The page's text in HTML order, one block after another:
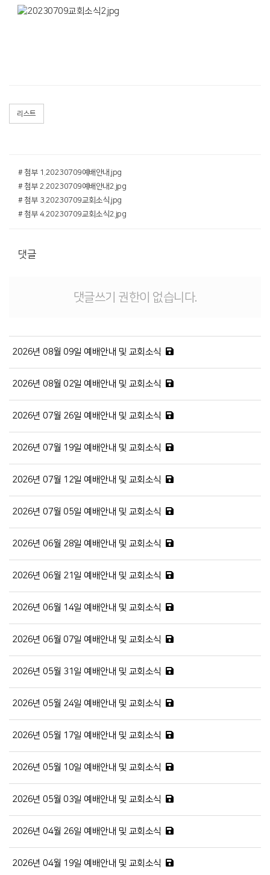
리스트
# 첨부 1.20230709예배안내.jpg
# 첨부 2.20230709예배안내2.jpg
# 첨부 3.20230709교회소식.jpg
# 첨부 4.20230709교회소식2.jpg
댓글
댓글쓰기 권한이 없습니다.
2026년 08월 09일 예배안내 및 교회소식
2026년 08월 02일 예배안내 및 교회소식
2026년 07월 26일 예배안내 및 교회소식
2026년 07월 19일 예배안내 및 교회소식
2026년 07월 12일 예배안내 및 교회소식
2026년 07월 05일 예배안내 및 교회소식
2026년 06월 28일 예배안내 및 교회소식
2026년 06월 21일 예배안내 및 교회소식
2026년 06월 14일 예배안내 및 교회소식
2026년 06월 07일 예배안내 및 교회소식
2026년 05월 31일 예배안내 및 교회소식
2026년 05월 24일 예배안내 및 교회소식
2026년 05월 17일 예배안내 및 교회소식
2026년 05월 10일 예배안내 및 교회소식
2026년 05월 03일 예배안내 및 교회소식
2026년 04월 26일 예배안내 및 교회소식
2026년 04월 19일 예배안내 및 교회소식